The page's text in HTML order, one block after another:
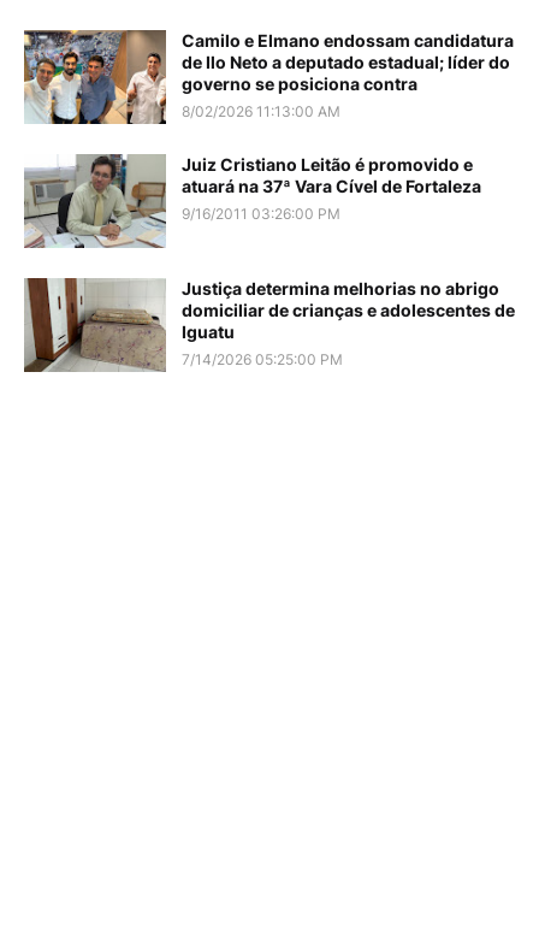
Camilo e Elmano endossam candidatura
de Ilo Neto a deputado estadual; líder do
governo se posiciona contra
8/02/2026 11:13:00 AM
Juiz Cristiano Leitão é promovido e
atuará na 37ª Vara Cível de Fortaleza
9/16/2011 03:26:00 PM
Justiça determina melhorias no abrigo
domiciliar de crianças e adolescentes de
Iguatu
7/14/2026 05:25:00 PM